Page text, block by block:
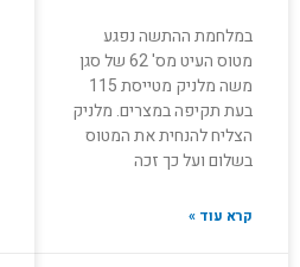
במלחמת ההתשה נפגע
מטוס העיט מס' 62 של סגן
משה מלניק מטייסת 115
בעת תקיפה במצרים. מלניק
הצליח להנחית את המטוס
בשלום ועל כך זכה
קרא עוד »